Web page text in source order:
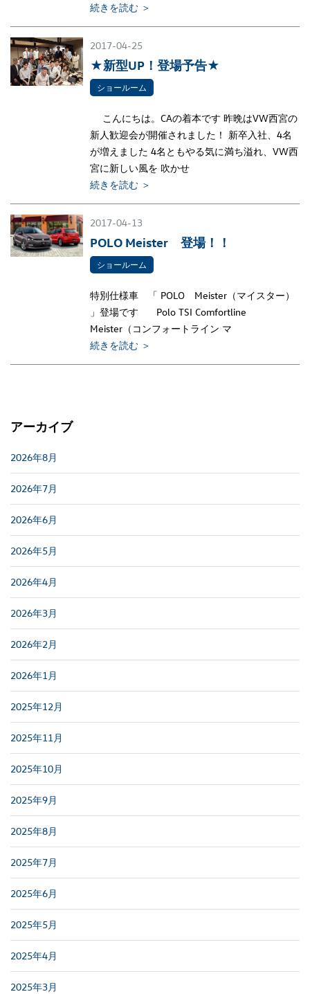
続きを読む ＞
2017-04-25
★新型UP！登場予告★
ショールーム
こんにちは。CAの着本です 昨晩はVW西宮の
新人歓迎会が開催されました！ 新卒入社、4名
が増えました 4名ともやる気に満ち溢れ、VW西
宮に新しい風を 吹かせ
続きを読む ＞
2017-04-13
POLO Meister 登場！！
ショールーム
特別仕様車 「 POLO Meister（マイスター）
」登場です Polo TSI Comfortline
Meister（コンフォートライン マ
続きを読む ＞
アーカイブ
2026年8月
2026年7月
2026年6月
2026年5月
2026年4月
2026年3月
2026年2月
2026年1月
2025年12月
2025年11月
2025年10月
2025年9月
2025年8月
2025年7月
2025年6月
2025年5月
2025年4月
2025年3月